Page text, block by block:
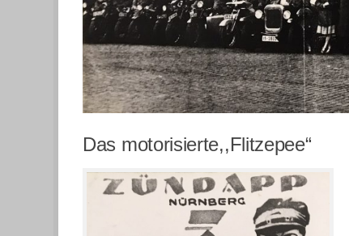
Das motorisierte,,Flitzepee“